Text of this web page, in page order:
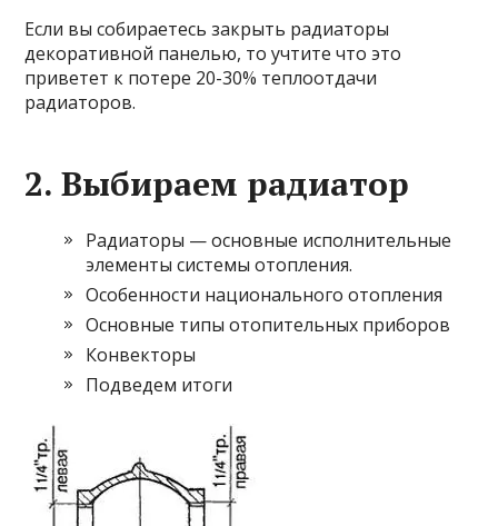
Если вы собираетесь закрыть радиаторы
декоративной панелью, то учтите что это
приветет к потере 20-30% теплоотдачи
радиаторов.
2. Выбираем радиатор
Радиаторы — основные исполнительные
элементы системы отопления.
Особенности национального отопления
Основные типы отопительных приборов
Конвекторы
Подведем итоги